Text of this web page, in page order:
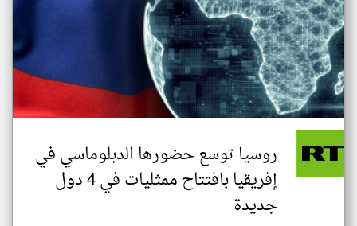
روسيا توسع حضورها الدبلوماسي في
إفريقيا بافتتاح ممثليات في 4 دول
جديدة